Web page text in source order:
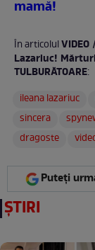
mamă!
În articolul
Lazariuc!
TULBURĂTOARE:
ileana lazariuc
sincera
dragoste
Puteți
ȘTIRI